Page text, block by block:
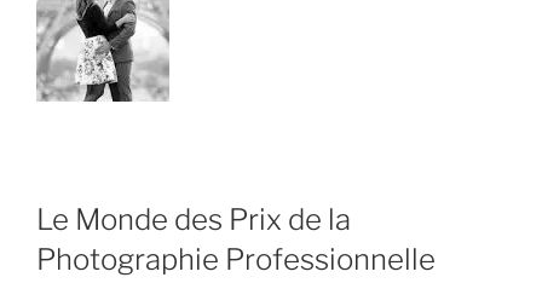
Le Monde des Prix de la
Photographie Professionnelle